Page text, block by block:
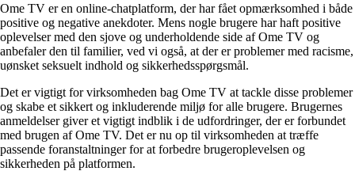
Ome TV er en online-chatplatform, der har fået opmærksomhed i både
positive og negative anekdoter. Mens nogle brugere har haft positive
oplevelser med den sjove og underholdende side af Ome TV og
anbefaler den til familier, ved vi også, at der er problemer med racisme,
uønsket seksuelt indhold og sikkerhedsspørgsmål.
Det er vigtigt for virksomheden bag Ome TV at tackle disse problemer
og skabe et sikkert og inkluderende miljø for alle brugere. Brugernes
anmeldelser giver et vigtigt indblik i de udfordringer, der er forbundet
med brugen af Ome TV. Det er nu op til virksomheden at træffe
passende foranstaltninger for at forbedre brugeroplevelsen og
sikkerheden på platformen.